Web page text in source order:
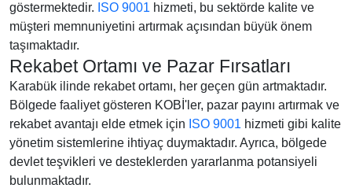
göstermektedir. ISO 9001 hizmeti, bu sektörde kalite ve
müşteri memnuniyetini artırmak açısından büyük önem
taşımaktadır.
Rekabet Ortamı ve Pazar Fırsatları
Karabük ilinde rekabet ortamı, her geçen gün artmaktadır.
Bölgede faaliyet gösteren KOBİ'ler, pazar payını artırmak ve
rekabet avantajı elde etmek için ISO 9001 hizmeti gibi kalite
yönetim sistemlerine ihtiyaç duymaktadır. Ayrıca, bölgede
devlet teşvikleri ve desteklerden yararlanma potansiyeli
bulunmaktadır.